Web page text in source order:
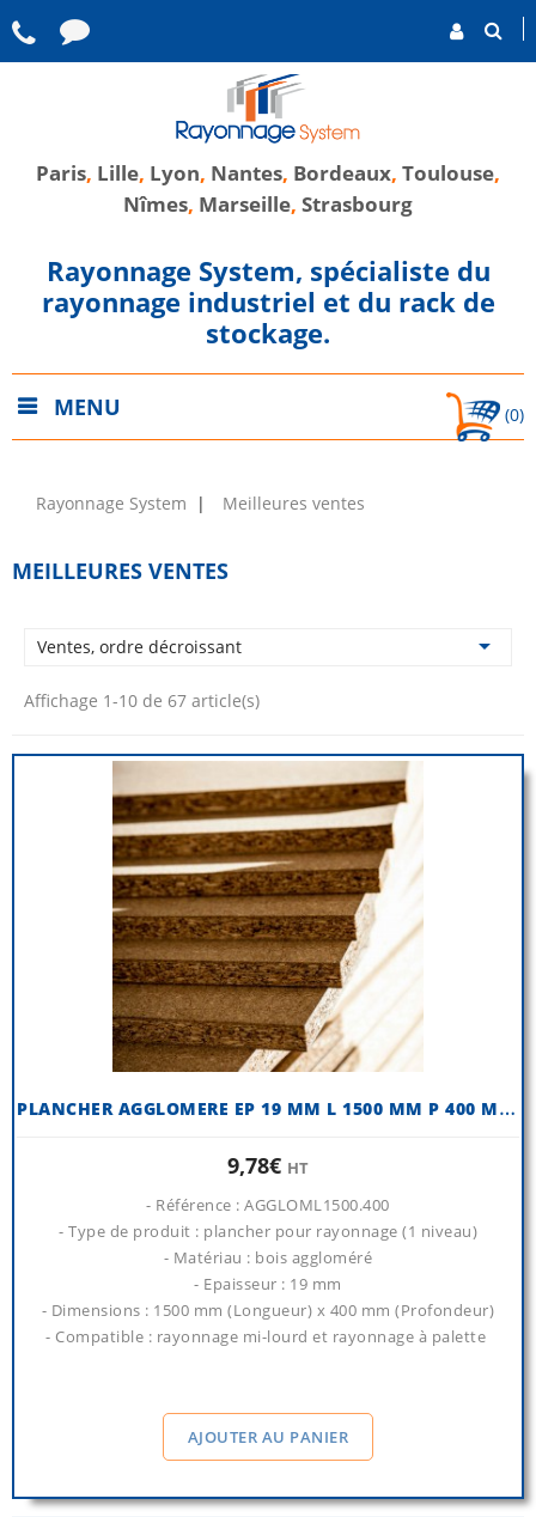
Paris, Lille, Lyon, Nantes, Bordeaux, Toulouse,
Nîmes, Marseille, Strasbourg
Rayonnage System, spécialiste du
rayonnage industriel et du rack de
stockage.
MENU (0)
Rayonnage System Meilleures ventes
MEILLEURES VENTES
Ventes, ordre décroissant 
Affichage 1-10 de 67 article(s)
P
LANCHER AGGLOMERE EP 19 MM L 1500 MM P 400 MM (QTÉ 1 NIVEAU)
9,78€ HT
- Référence : AGGLOML1500.400
- Type de produit : plancher pour rayonnage (1 niveau)
- Matériau : bois aggloméré
- Epaisseur : 19 mm
- Dimensions : 1500 mm (Longueur) x 400 mm (Profondeur)
- Compatible : rayonnage mi-lourd et rayonnage à palette
AJOUTER AU PANIER